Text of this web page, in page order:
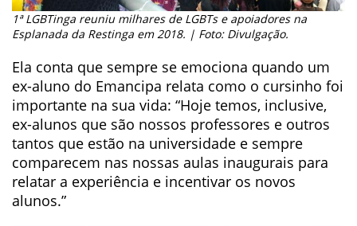
1ª LGBTinga reuniu milhares de LGBTs e apoiadores na
Esplanada da Restinga em 2018. | Foto: Divulgação.
Ela conta que sempre se emociona quando um
ex-aluno do Emancipa relata como o cursinho foi
importante na sua vida: “Hoje temos, inclusive,
ex-alunos que são nossos professores e outros
tantos que estão na universidade e sempre
comparecem nas nossas aulas inaugurais para
relatar a experiência e incentivar os novos
alunos.”